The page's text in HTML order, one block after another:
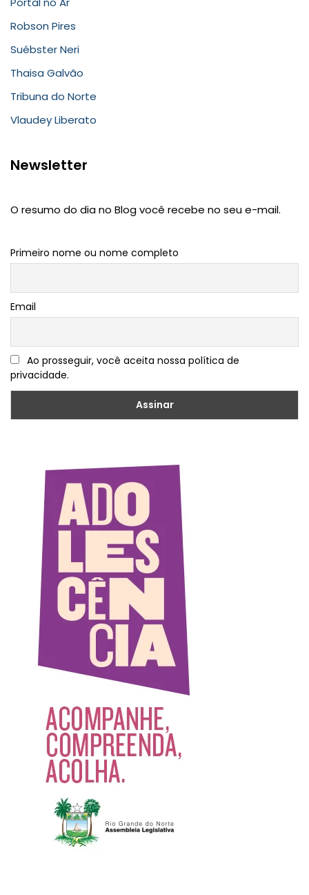
Robson Pires
Suébster Neri
Thaisa Galvão
Tribuna do Norte
Vlaudey Liberato
Newsletter
O resumo do dia no Blog você recebe no seu e-mail.
Primeiro nome ou nome completo
Email
Ao prosseguir, você aceita nossa política de
privacidade.